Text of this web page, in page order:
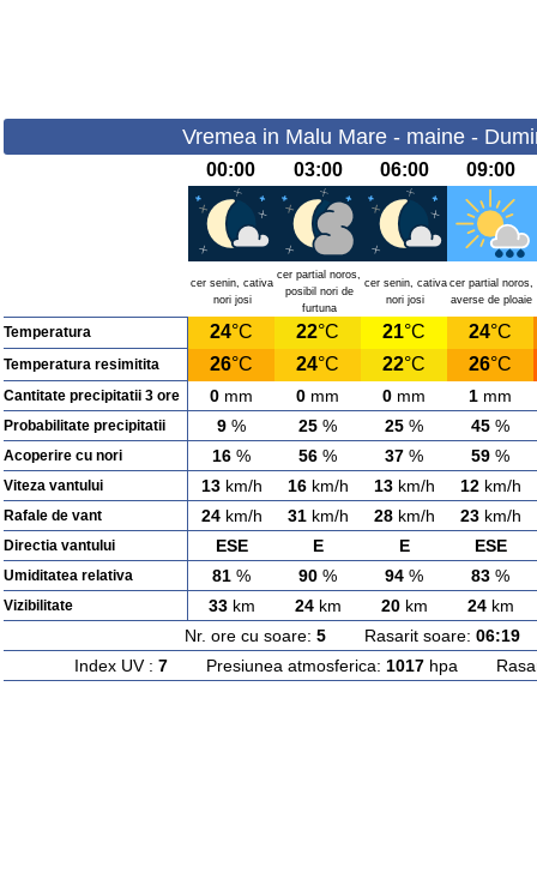
Vremea in Malu Mare - maine -
00:00 03:00 06:00 09:00
cer senin, cativa
nori josi
cer partial noros,
posibil nori de
furtuna
cer senin, cativa
nori josi
cer partial noros,
averse de ploaie
Temperatura 24°C 22°C 21°C 24°C
Temperatura resimitita 26°C 24°C 22°C 26°C
Cantitate precipitatii 3 ore 0 mm 0 mm 0 mm 1 mm
Probabilitate precipitatii 9 % 25 % 25 % 45 %
Acoperire cu nori 16 % 56 % 37 % 59 %
Viteza vantului 13km/h 16km/h 13km/h 12km/h
Rafale de vant 24km/h 31km/h 28km/h 23km/h
Directia vantului ESE E E ESE
Umiditatea relativa 81 % 90 % 94 % 83 %
Vizibilitate 33km 24km 20km 24km
Nr. ore cu soare: 5Rasarit soare: 06:19
Index UV : 7Presiunea atmosferica: 1017hpa